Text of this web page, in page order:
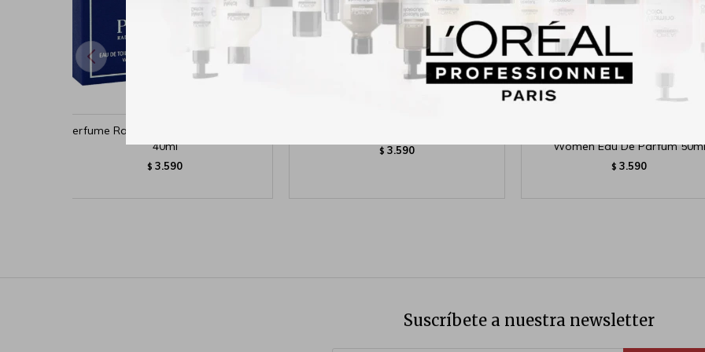
Perfume Ralph Lauren Polo Blue EDT -
40ml
$ 3.590
$ 3.590
Women Eau De Parfum 50ml
$ 3.590
Suscríbete a nuestra newsletter